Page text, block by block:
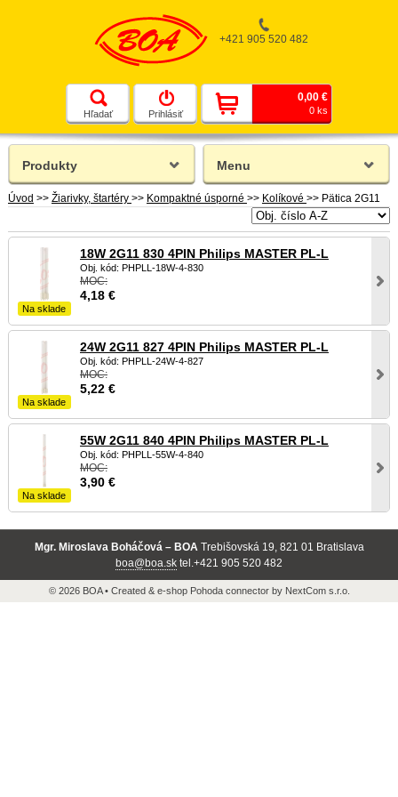
+421 905 520 482
Hľadať Prihlásiť
0,00 €
0 ks
Úvod >> Žiarivky, štartéry >> Kompaktné úsporné >> Kolíkové >> Pätica 2G11
Na sklade
18W 2G11 830 4PIN Philips MASTER PL-L
Obj. kód: PHPLL-18W-4-830
MOC:
4,18€
Na sklade
24W 2G11 827 4PIN Philips MASTER PL-L
Obj. kód: PHPLL-24W-4-827
MOC:
5,22€
Na sklade
55W 2G11 840 4PIN Philips MASTER PL-L
Obj. kód: PHPLL-55W-4-840
MOC:
3,90€
Produkty Menu
Mgr. Miroslava Boháčová – BOATrebišovská 19, 821 01 Bratislava
boa@boa.sk tel.+421 905 520 482
© 2026 BOA • Created & e-shop Pohoda connectorby NextCom s.r.o.